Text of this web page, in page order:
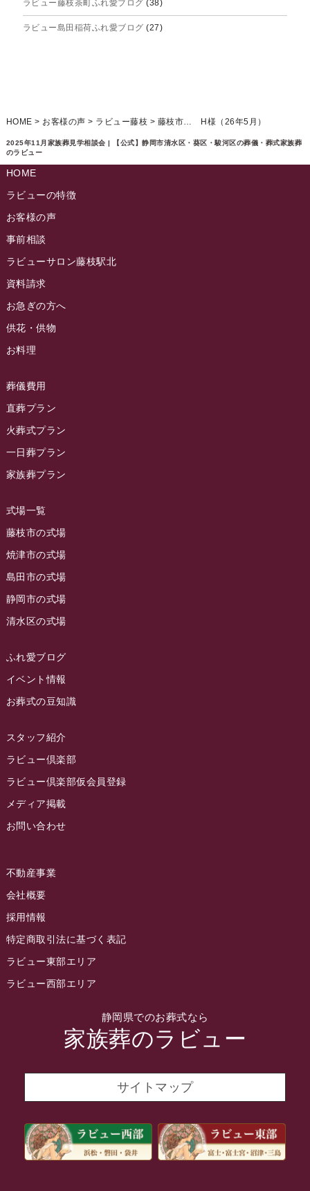
2025年11月家族葬見学相談会 | 【公式】静岡市清水区・葵区・駿河区の葬儀・葬式家族葬
のラビュー
2025年4月
2025年3月
2024年11月
2024年10月
2024年9月
2024年5月
2024年4月
2024年3月
2024年2月
2023年12月
2023年11月
2023年10月
2023年9月
2023年7月
2023年6月
2023年5月
2023年4月
2023年3月
2023年2月
2023年1月
2022年12月
2022年9月
2022年8月
2022年7月
2022年5月
2022年4月
2021年9月
2021年8月
2021年7月
2021年6月
ラビュー藤枝茶町ふれ愛ブログ (38)
ラビュー島田稲荷ふれ愛ブログ (27)
ラビュー西焼津ふれ愛ブログ(20)
ラビュー島田六合ふれ愛ブログ
ラビュー静岡籠上ふれ愛ブログ
ラビュー金谷ふれ愛ブログ
ラビュー静岡下島イベント情報(92)
ラビュー東静岡イベント情報(90)
ラビュー島田稲荷イベント情報(84)
ラビュー焼津石津イベント情報
ラビュー藤枝茶町イベント情報
ラビュー藤枝イベント情報
ラビュー静岡沓谷イベント情報
ラビュー静岡籠上イベント情報
お葬式の豆知識
お客様の声
ラビュー静岡下島
ラビュー東静岡
ラビューリビング静岡沓谷
ラビュー藤枝
ラビュー藤枝茶町
ラビュー島田稲荷
ラビュー焼津石津
ラビュー藤枝駅北
ラビュー清水飯田
ラビュー西焼津
ラビュー島田六合
ラビュー金谷
ラビュー藤枝本町
HOME > お客様の声 > ラビュー藤枝 > 藤枝市… H様（26年5月）
静岡県でのお葬式なら
家族葬のラビュー
サイトマップ
HOME
ラビューの特徴
お客様の声
事前相談
ラビューサロン藤枝駅北
資料請求
お急ぎの方へ
供花・供物
お料理
葬儀費用
直葬プラン
火葬式プラン
一日葬プラン
家族葬プラン
式場一覧
藤枝市の式場
焼津市の式場
島田市の式場
静岡市の式場
清水区の式場
ふれ愛ブログ
イベント情報
お葬式の豆知識
スタッフ紹介
ラビュー倶楽部
ラビュー倶楽部仮会員登録
メディア掲載
お問い合わせ
不動産事業
会社概要
採用情報
特定商取引法に基づく表記
ラビュー東部エリア
ラビュー西部エリア